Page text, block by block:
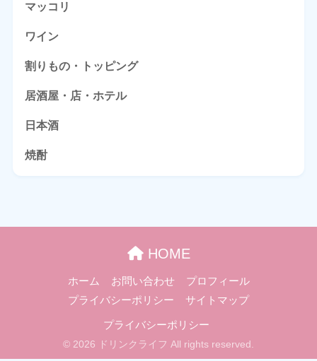
マッコリ
ワイン
割りもの・トッピング
居酒屋・店・ホテル
日本酒
焼酎
HOME
ホーム お問い合わせ
プロフィール
プライバシーポリシー
サイトマップ
プライバシーポリシー
© 2026 ドリンクライフ All rights reserved.